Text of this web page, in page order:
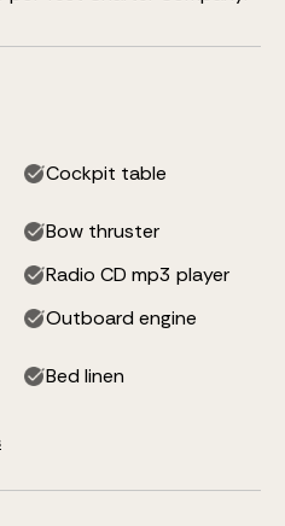
Cockpit table
Bow thruster
Radio CD mp3 player
Outboard engine
Bed linen